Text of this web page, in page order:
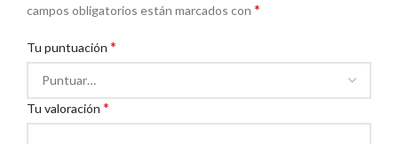
campos obligatorios están marcados con *
Tu puntuación *
Tu valoración *